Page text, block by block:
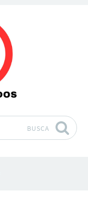
BUSCA